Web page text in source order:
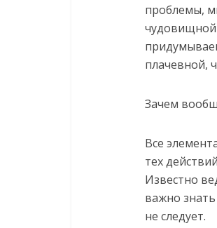
проблемы,
чудовищной
плачевной,
Зачем
Все
тех
Известно
важно
не следует.